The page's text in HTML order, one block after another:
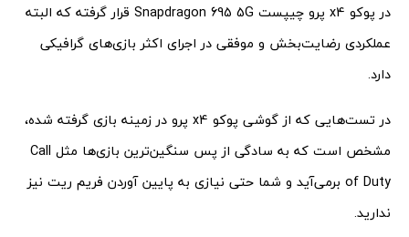
در پوکو x4 پرو چیپست Snapdragon 695 5G قرار گرفته که البته
عملکردی رضایت‌بخش و موفقی در اجرای اکثر بازی‌های گرافیکی
دارد.
در تست‌هایی که از گوشی پوکو x4 پرو در زمینه بازی گرفته شده،
مشخص است که به سادگی از پس سنگین‌ترین بازی‌ها مثل Call
of Duty برمی‌آید و شما حتی نیازی به پایین آوردن فریم ریت نیز
ندارید.